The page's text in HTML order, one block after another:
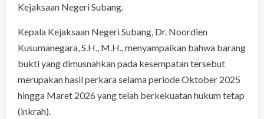
Kejaksaan Negeri Subang.
Kepala Kejaksaan Negeri Subang, Dr. Noordien
Kusumanegara, S.H., M.H., menyampaikan bahwa barang
bukti yang dimusnahkan pada kesempatan tersebut
merupakan hasil perkara selama periode Oktober 2025
hingga Maret 2026 yang telah berkekuatan hukum tetap
(inkrah).